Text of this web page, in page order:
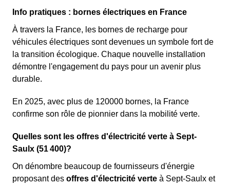
Info pratiques : bornes électriques en France
À travers la France, les bornes de recharge pour
véhicules électriques sont devenues un symbole fort de
la transition écologique. Chaque nouvelle installation
démontre l'engagement du pays pour un avenir plus
durable.
En 2025, avec plus de 120000 bornes, la France
confirme son rôle de pionnier dans la mobilité verte.
Quelles sont les offres d'électricité verte à Sept-
Saulx (51 400)?
On dénombre beaucoup de fournisseurs d'énergie
proposant des offres d'électricité verte à Sept-Saulx et